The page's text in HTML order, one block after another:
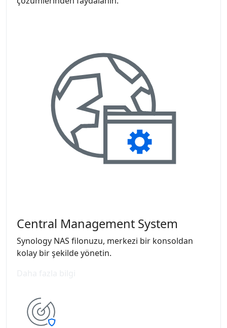
Central Management System
Synology NAS filonuzu, merkezi bir konsoldan
kolay bir şekilde yönetin.